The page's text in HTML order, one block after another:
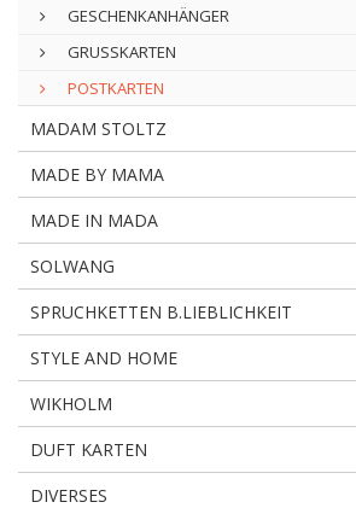
GESCHENKANHÄNGER
GRUSSKARTEN
POSTKARTEN
MADAM STOLTZ
MADE BY MAMA
MADE IN MADA
SOLWANG
SPRUCHKETTEN B.LIEBLICHKEIT
STYLE AND HOME
WIKHOLM
DUFT KARTEN
DIVERSES